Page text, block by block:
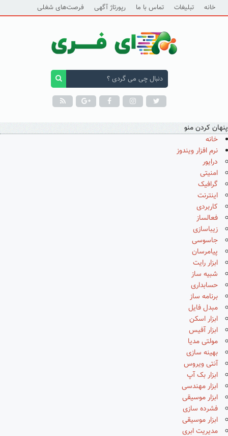
خانه تبلیغات تماس با ما رپورتاژ آگهی فرصت‌های شغلی
پنهان کردن منو
خانه
نرم افزار ویندوز
درایور
امنیتی
گرافیک
اینترنت
کاربردی
فعالساز
زیباسازی
جاسوسی
پیامرسان
ابزار رایت
شبیه ساز
حسابداری
برنامه ساز
مبدل فایل
ابزار اسکن
ابزار آفیس
مولتی مدیا
بهینه سازی
آنتی ویروس
ابزار بک آپ
ابزار مهندسی
ابزار موسیقی
فشرده سازی
ابزار موسیقی
مدیریت ابری